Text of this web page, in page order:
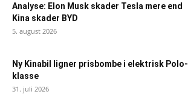
Analyse: Elon Musk skader Tesla mere end
Kina skader BYD
5. august 2026
Ny Kinabil ligner prisbombe i elektrisk Polo-
klasse
31. juli 2026